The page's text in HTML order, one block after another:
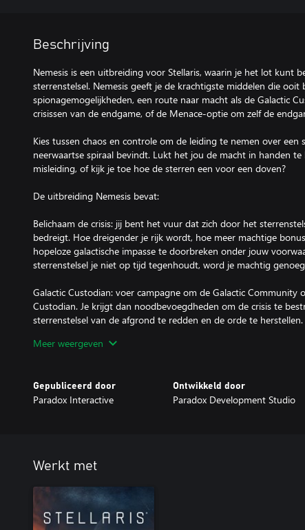
Beschrijving
Nemesis is een uitbreiding voor Stellaris, waarin je het lot kunt
sterrenstelsel. Nemesis geeft je de krachtigste middelen die ooit
spionagemogelijkheden, een route naar macht als de Galactic
crisissen van de endgame, of de Menace-optie om zelf de
Kies tussen chaos en controle om de leiding te nemen over een
neerwaartse spiraal bevindt. Lukt het jou de macht in handen
misleiding, of kijk je toe hoe de sterren een voor een doven?
De uitbreiding Nemesis bevat:
Belichaam de crisis: jij bent het vuur dat zich door het
bedreigt. Hoe dreigender je rijk wordt, hoe meer machtige
hopeloze galactische impasse te doorbreken onder jouw
sterrenstelsel je niet op tijd tegenhoudt, word je machtig
Galactic Custodian: voer campagne om de Galactic
Custodian. Je krijgt dan noodbevoegdheden om de crisis te
sterrenstelsel van de afgrond te redden en de orde te
vormen.
bespioneren. Zet gezanten in om de leiding te nemen over
achter vijandelijke linies te voeren. Leugens en listen brengen je
incidenten. Als je het goed doet, hebben ze niets in de gaten. En
Nieuwe scheepsset: Nemesis bevat nieuwe schepen die zijn
indrukwekkende rijken in sciencefiction. Of je nu de controle
juist vernietigt, je zult er net zo machtig uitzien als je je voelt.
Meer weergeven
Gepubliceerd door
Paradox Interactive
Ontwikkeld door
Paradox Development Studio
Werkt met